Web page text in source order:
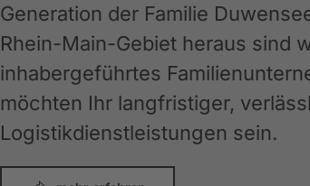
Generation der Familie
Rhein-Main-Gebiet heraus sind
inhabergeführtes
möchten Ihr langfristiger,
Logistikdienstleistungen sein.